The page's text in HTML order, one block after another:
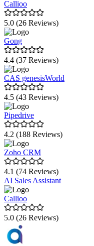
Callioo
5.0 (26 Reviews)
Gong
4.4 (37 Reviews)
CAS genesisWorld
4.5 (43 Reviews)
Pipedrive
4.2 (188 Reviews)
Zoho CRM
4.1 (74 Reviews)
AI Sales Assistant
Callioo
5.0 (26 Reviews)